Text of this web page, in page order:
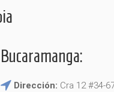
Bucaramanga:
Dirección: Cra 12 #34-